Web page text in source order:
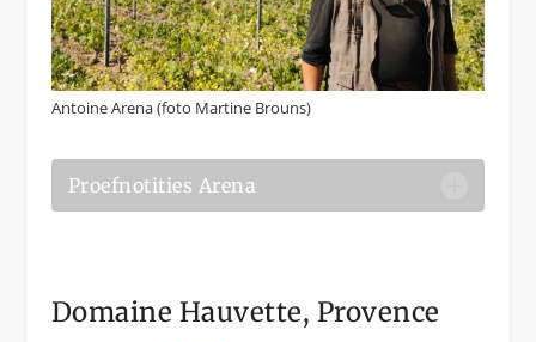
Antoine Arena (foto Martine Brouns)
Proefnotities Arena
Domaine Hauvette, Provence